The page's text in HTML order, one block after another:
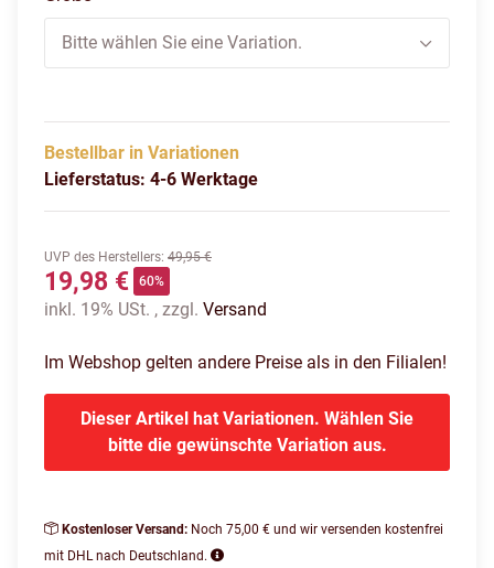
Bitte wählen Sie eine Variation.
Bestellbar in Variationen
Lieferstatus: 4-6 Werktage
UVP des Herstellers: 49,95 €
19,98 € 60%
inkl. 19% USt. , zzgl. Versand
Im Webshop gelten andere Preise als in den Filialen!
Dieser Artikel hat Variationen. Wählen Sie
bitte die gewünschte Variation aus.
Kostenloser Versand: Noch 75,00 € und wir versenden kostenfrei
mit DHL nach Deutschland.